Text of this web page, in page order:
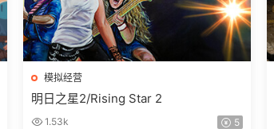
模拟经营
明日之星2/Rising Star 2
1.53k 5